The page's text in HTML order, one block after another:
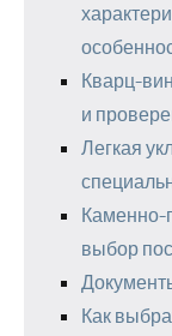
Кварц-
и
Легкая
Каменно-
выбор
Как